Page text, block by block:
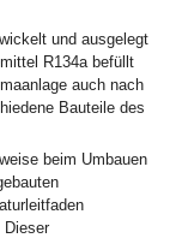
und ausgelegt
R134a befüllt
auch nach
Bauteile des
beim Umbauen
Dieser